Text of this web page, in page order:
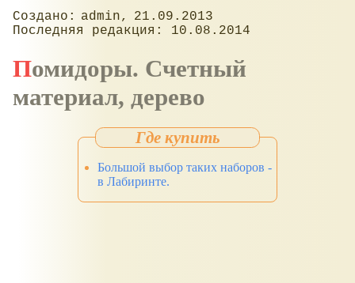
admin
21.09.2013
10.08.2014
Помидоры. Счетный
материал, дерево
Большой выбор таких наборов -
в Лабиринте.